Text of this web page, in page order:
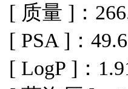
[ 质量 ]：
[ PSA ]：
[ LogP ]：